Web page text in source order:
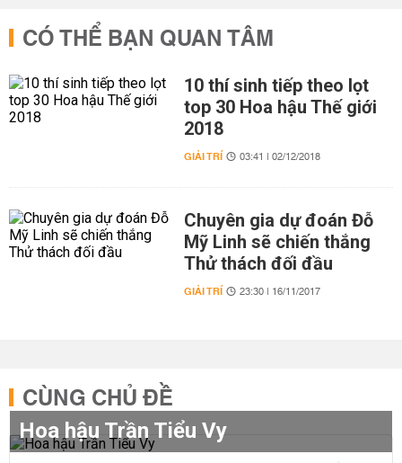
CÓ THỂ BẠN QUAN TÂM
10 thí sinh tiếp theo lọt
top 30 Hoa hậu Thế giới
2018
GIẢI TRÍ 03:41 | 02/12/2018
Chuyên gia dự đoán Đỗ
Mỹ Linh sẽ chiến thắng
Thử thách đối đầu
GIẢI TRÍ 23:30 | 16/11/2017
CÙNG CHỦ ĐỀ
Hoa hậu Trần Tiểu Vy